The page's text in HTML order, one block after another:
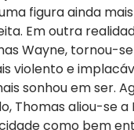
figura ainda
Em outra
Wayne, tornou-
violento e
sonhou em ser.
Thomas aliou-se a
como bem